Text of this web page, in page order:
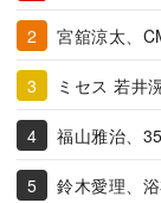
宮舘涼太、
ミセス 若井
福山雅治、
鈴木愛理、